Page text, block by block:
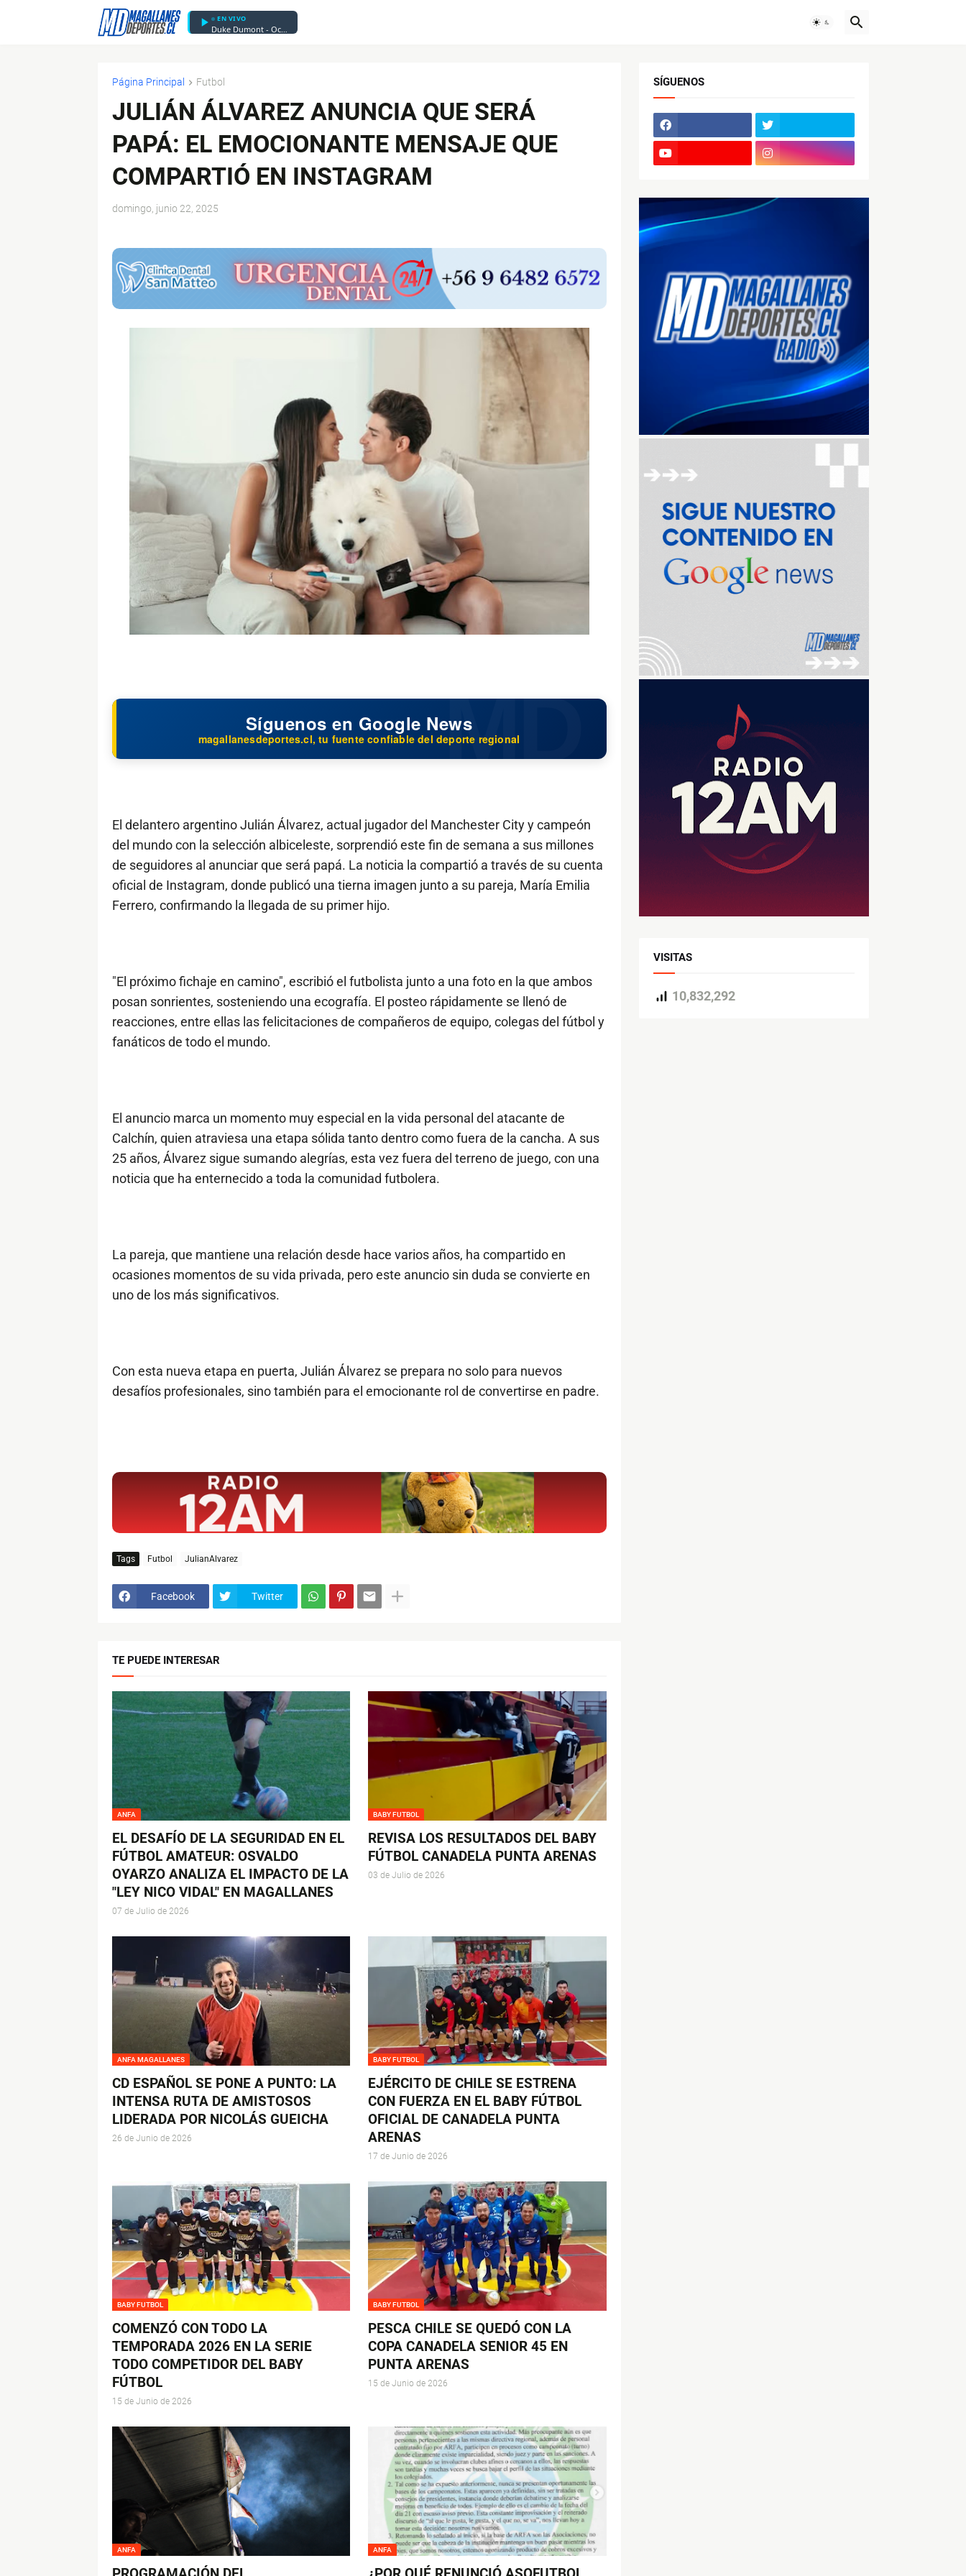
EN VIVO
Duke Dumont - Ocean Drive
Página Principal Futbol
JULIÁN ÁLVAREZ ANUNCIA QUE SERÁ
PAPÁ: EL EMOCIONANTE MENSAJE QUE
COMPARTIÓ EN INSTAGRAM
domingo, junio 22, 2025
Síguenos en Google News
magallanesdeportes.cl, tu fuente confiable del deporte regional
El delantero argentino Julián Álvarez, actual jugador del Manchester City y campeón
del mundo con la selección albiceleste, sorprendió este fin de semana a sus millones
de seguidores al anunciar que será papá. La noticia la compartió a través de su cuenta
oficial de Instagram, donde publicó una tierna imagen junto a su pareja, María Emilia
Ferrero, confirmando la llegada de su primer hijo.
"El próximo fichaje en camino", escribió el futbolista junto a una foto en la que ambos
posan sonrientes, sosteniendo una ecografía. El posteo rápidamente se llenó de
reacciones, entre ellas las felicitaciones de compañeros de equipo, colegas del fútbol y
fanáticos de todo el mundo.
El anuncio marca un momento muy especial en la vida personal del atacante de
Calchín, quien atraviesa una etapa sólida tanto dentro como fuera de la cancha. A sus
25 años, Álvarez sigue sumando alegrías, esta vez fuera del terreno de juego, con una
noticia que ha enternecido a toda la comunidad futbolera.
La pareja, que mantiene una relación desde hace varios años, ha compartido en
ocasiones momentos de su vida privada, pero este anuncio sin duda se convierte en
uno de los más significativos.
Con esta nueva etapa en puerta, Julián Álvarez se prepara no solo para nuevos
desafíos profesionales, sino también para el emocionante rol de convertirse en padre.
Tags Futbol JulianAlvarez
Facebook Twitter
TE PUEDE INTERESAR
ANFA
EL DESAFÍO DE LA SEGURIDAD EN EL
FÚTBOL AMATEUR: OSVALDO
OYARZO ANALIZA EL IMPACTO DE LA
"LEY NICO VIDAL" EN MAGALLANES
07 de Julio de 2026
BABY FUTBOL
REVISA LOS RESULTADOS DEL BABY
FÚTBOL CANADELA PUNTA ARENAS
03 de Julio de 2026
ANFA MAGALLANES
CD ESPAÑOL SE PONE A PUNTO: LA
INTENSA RUTA DE AMISTOSOS
LIDERADA POR NICOLÁS GUEICHA
26 de Junio de 2026
BABY FUTBOL
EJÉRCITO DE CHILE SE ESTRENA
CON FUERZA EN EL BABY FÚTBOL
OFICIAL DE CANADELA PUNTA
ARENAS
17 de Junio de 2026
BABY FUTBOL
COMENZÓ CON TODO LA
TEMPORADA 2026 EN LA SERIE
TODO COMPETIDOR DEL BABY
FÚTBOL
15 de Junio de 2026
BABY FUTBOL
PESCA CHILE SE QUEDÓ CON LA
COPA CANADELA SENIOR 45 EN
PUNTA ARENAS
15 de Junio de 2026
ANFA ANFA
SÍGUENOS
VISITAS
10,832,292